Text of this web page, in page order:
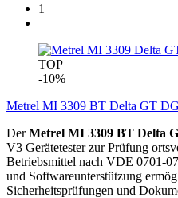
1
TOP
-10%
Metrel MI 3309 BT Delta GT
DerMetrel MI 3309 BT Delta
V3 Gerätetester zur Prüfung
Betriebsmittel nach VDE 0701-
und Softwareunterstützung
Sicherheitsprüfungen und